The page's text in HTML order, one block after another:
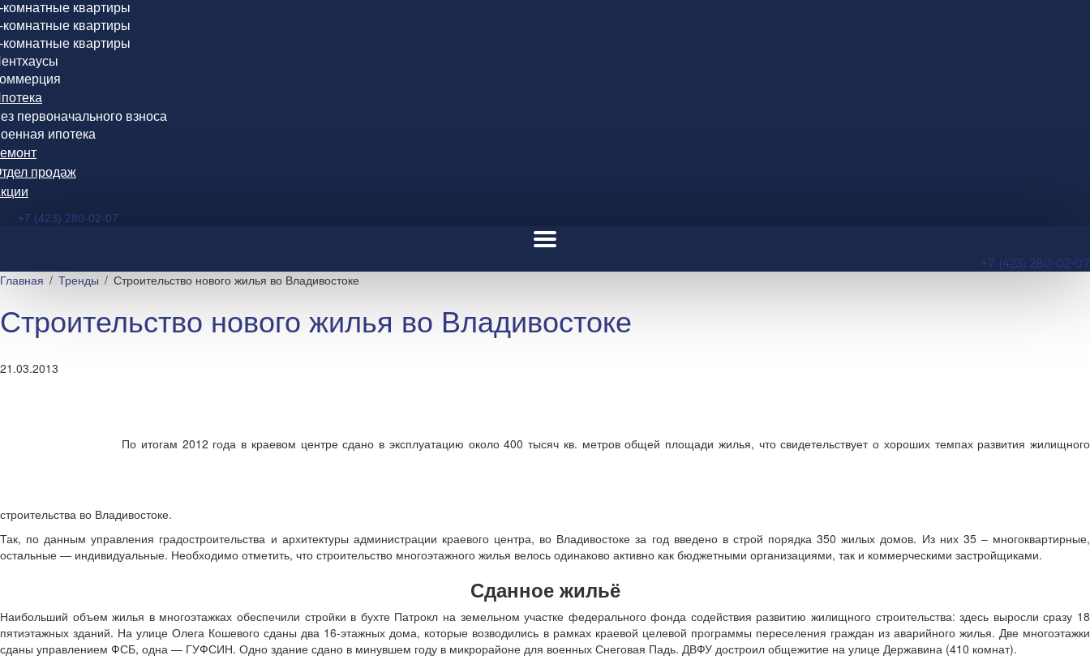
комнатные квартиры
комнатные квартиры
комнатные квартиры
первоначального взноса
ипотека
продаж
+7 (423) 280-02-07
+7 (423) 280-02-07
Главная Тренды Строительство нового жилья во Владивостоке
Строительство нового жилья во Владивостоке
21.03.2013
По итогам 2012 года в краевом центре сдано в эксплуатацию около 400 тысяч кв. метров общей площади жилья, что свидетельствует о хороших темпах развития жилищного
строительства во Владивостоке.
Так, по данным управления градостроительства и архитектуры администрации краевого центра, во Владивостоке за год введено в строй порядка 350 жилых домов. Из них 35 – многоквартирные,
остальные — индивидуальные. Необходимо отметить, что строительство многоэтажного жилья велось одинаково активно как бюджетными организациями, так и коммерческими застройщиками.
Сданное жильё
Наибольший объем жилья в многоэтажках обеспечили стройки в бухте Патрокл на земельном участке федерального фонда содействия развитию жилищного строительства: здесь выросли сразу 18
пятиэтажных зданий. На улице Олега Кошевого сданы два 16-этажных дома, которые возводились в рамках краевой целевой программы переселения граждан из аварийного жилья. Две многоэтажки
сданы управлением ФСБ, одна — ГУФСИН. Одно здание сдано в минувшем году в микрорайоне для военных Снеговая Падь. ДВФУ достроил общежитие на улице Державина (410 комнат).